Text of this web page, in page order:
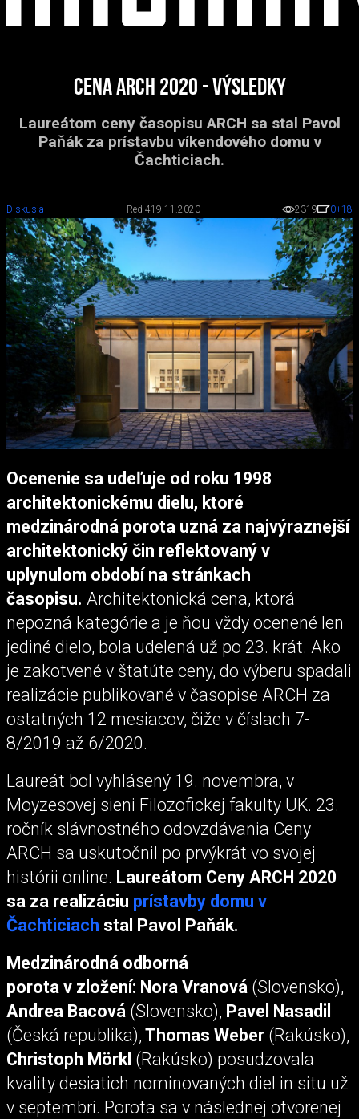
Cena ARCH 2020 - výsledky
Laureátom ceny časopisu ARCH sa stal Pavol
Paňák za prístavbu víkendového domu v
Čachticiach.
Diskusia Red 419.11.2020 2319 0+18
Ocenenie sa udeľuje od roku 1998
architektonickému dielu, ktoré
medzinárodná porota uzná za najvýraznejší
architektonický čin reflektovaný v
uplynulom období na stránkach
časopisu. Architektonická cena, ktorá
nepozná kategórie a je ňou vždy ocenené len
jediné dielo, bola udelená už po 23. krát. Ako
je zakotvené v štatúte ceny, do výberu spadali
realizácie publikované v časopise ARCH za
ostatných 12 mesiacov, čiže v číslach 7-
8/2019 až 6/2020.
Laureát bol vyhlásený 19. novembra, v
Moyzesovej sieni Filozofickej fakulty UK. 23.
ročník slávnostného odovzdávania Ceny
ARCH sa uskutočnil po prvýkrát vo svojej
histórii online. Laureátom Ceny ARCH 2020
sa za realizáciu prístavby domu v
Čachticiach stal Pavol Paňák.
Medzinárodná odborná
porota v zložení: Nora Vranová (Slovensko),
Andrea Bacová (Slovensko), Pavel Nasadil
(Česká republika), Thomas Weber (Rakúsko),
Christoph Mörkl (Rakúsko) posudzovala
kvality desiatich nominovaných diel in situ už
v septembri. Porota sa v následnej otvorenej